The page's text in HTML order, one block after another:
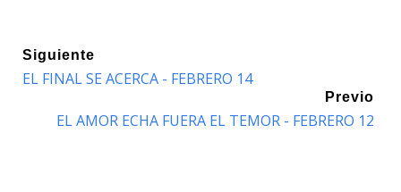
Siguiente
EL FINAL SE ACERCA - FEBRERO 14
Previo
EL AMOR ECHA FUERA EL TEMOR - FEBRERO 12